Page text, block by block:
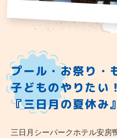
お料理
アクセス
周辺観光
よくあるご
宿泊約款
プール・お祭り・
子どものやりたい
『三日月の夏休み』
三日月シーパークホテル安房